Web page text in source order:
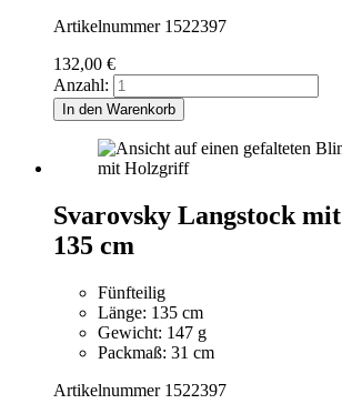
Artikelnummer 1522397
132,00 €
Anzahl:
In den Warenkorb
Svarovsky Langstock
135 cm
Fünfteilig
Länge: 135 cm
Gewicht: 147 g
Packmaß: 31 cm
Artikelnummer 1522397